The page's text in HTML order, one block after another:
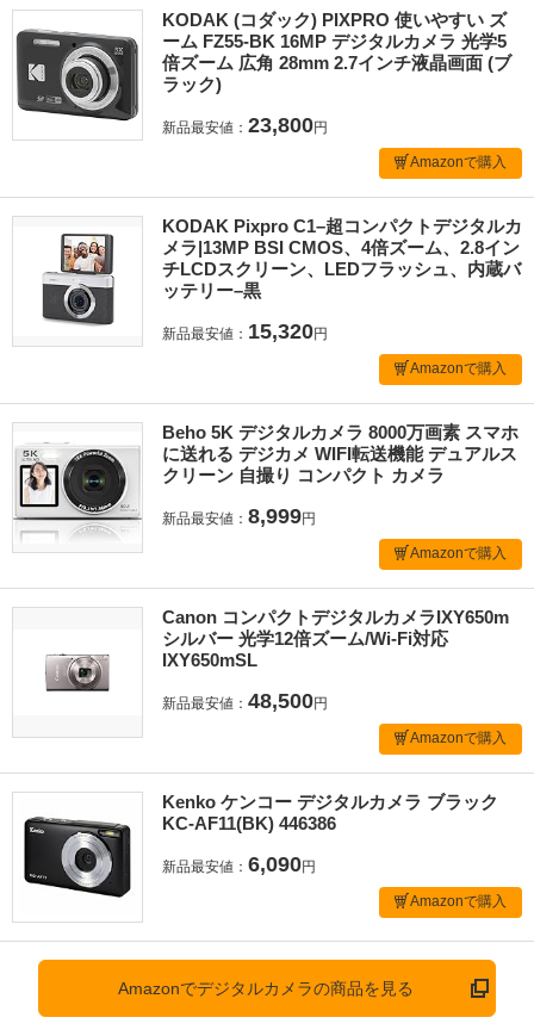
KODAK (コダック) PIXPRO 使いやすい ズ
ーム FZ55-BK 16MP デジタルカメラ 光学5
倍ズーム 広角 28mm 2.7インチ液晶画面 (ブ
ラック)
新品最安値： 23,800円
Amazonで購入
KODAK Pixpro C1–超コンパクトデジタルカ
メラ|13MP BSI CMOS、4倍ズーム、2.8イン
チLCDスクリーン、LEDフラッシュ、内蔵バ
ッテリー–黒
新品最安値： 15,320円
Amazonで購入
Beho 5K デジタルカメラ 8000万画素 スマホ
に送れる デジカメ WIFI転送機能 デュアルス
クリーン 自撮り コンパクト カメラ
新品最安値： 8,999円
Amazonで購入
Canon コンパクトデジタルカメラIXY650m
シルバー 光学12倍ズーム/Wi-Fi対応
IXY650mSL
新品最安値： 48,500円
Amazonで購入
Kenko ケンコー デジタルカメラ ブラック
KC-AF11(BK) 446386
新品最安値： 6,090円
Amazonで購入
Amazonでデジタルカメラの商品を見る